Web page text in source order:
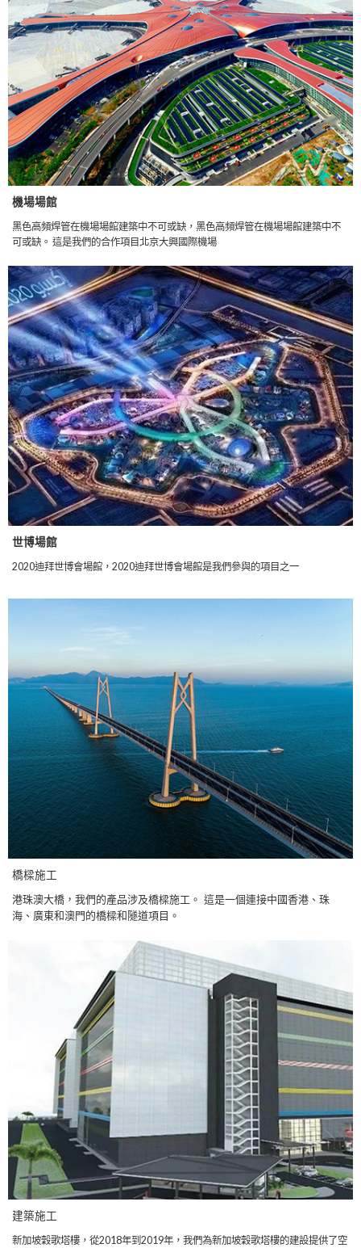
機場場館
黑色高頻焊管在機場場館建築中不可或缺，黑色高頻焊管在機場場館建築中不
可或缺。 這是我們的合作項目北京大興國際機場
世博場館
2020迪拜世博會場館，2020迪拜世博會場館是我們參與的項目之一
橋樑施工
港珠澳大橋，我們的產品涉及橋樑施工。 這是一個連接中國香港、珠
海、廣東和澳門的橋樑和隧道項目。
建築施工
新加坡穀歌塔樓，從2018年到2019年，我們為新加坡穀歌塔樓的建設提供了空